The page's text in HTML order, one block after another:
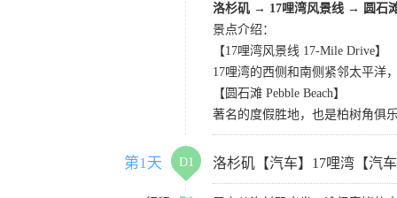
洛杉矶 → 17哩湾风景线 → 圆石
景点介绍：
【17哩湾风景线 17-Mile Drive】
17哩湾的西侧和南侧紧邻太平洋
【圆石滩 Pebble Beach】
著名的度假胜地，也是柏树角俱
第1天 D1 洛杉矶【汽车】17哩湾【汽